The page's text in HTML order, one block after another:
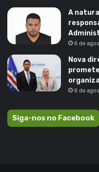
A
6 de
Nova
6 de
Siga-nos no Facebook